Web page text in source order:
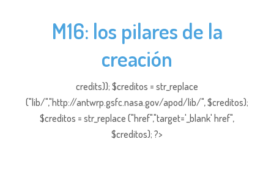
M16: los pilares de la
creación
credits)); $creditos = str_replace
("lib/","http://antwrp.gsfc.nasa.gov/apod/lib/", $creditos);
$creditos = str_replace ("href","target='_blank' href",
$creditos); ?>